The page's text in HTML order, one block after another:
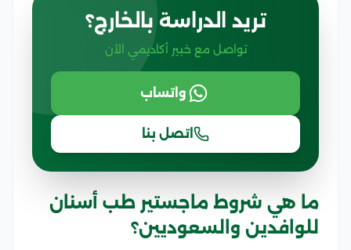
تريد الدراسة بالخارج؟
تواصل مع خبير أكاديمي الآن
واتساب
اتصل بنا
ما هي شروط ماجستير طب أسنان
للوافدين والسعوديين؟